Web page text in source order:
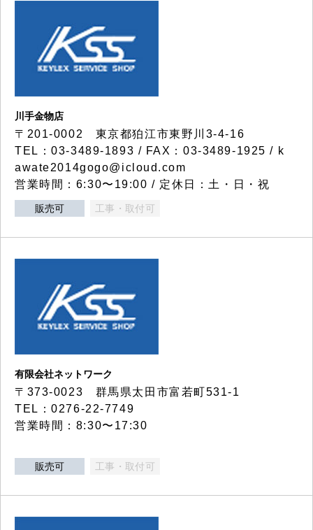
川手金物店
〒201-0002 東京都狛江市東野川3-4-16
TEL：03-3489-1893 / FAX：03-3489-1925 / k
awate2014gogo@icloud.com
営業時間：6:30〜19:00 / 定休日：土・日・祝
販売可 工事・取付可
有限会社ネットワーク
〒373-0023 群馬県太田市富若町531-1
TEL：0276-22-7749
営業時間：8:30〜17:30
販売可 工事・取付可